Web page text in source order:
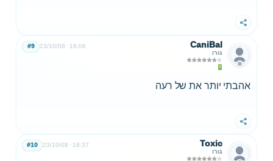
שתף
CaniBal
גורו
23/10/08 18:06
#9
אהבתי יותר את של רעה
שתף
Toxic
גורו
23/10/08 18:37
#10